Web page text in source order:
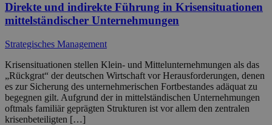
Direkte und indirekte Führung in Krisensituationen
mittelständischer Unternehmungen
Strategisches Management
Krisensituationen stellen Klein- und Mittelunternehmungen als das
„Rückgrat“ der deutschen Wirtschaft vor Herausforderungen, denen
es zur Sicherung des unternehmerischen Fortbestandes adäquat zu
begegnen gilt. Aufgrund der in mittelständischen Unternehmungen
oftmals familiär geprägten Strukturen ist vor allem den zentralen
krisenbeteiligten […]